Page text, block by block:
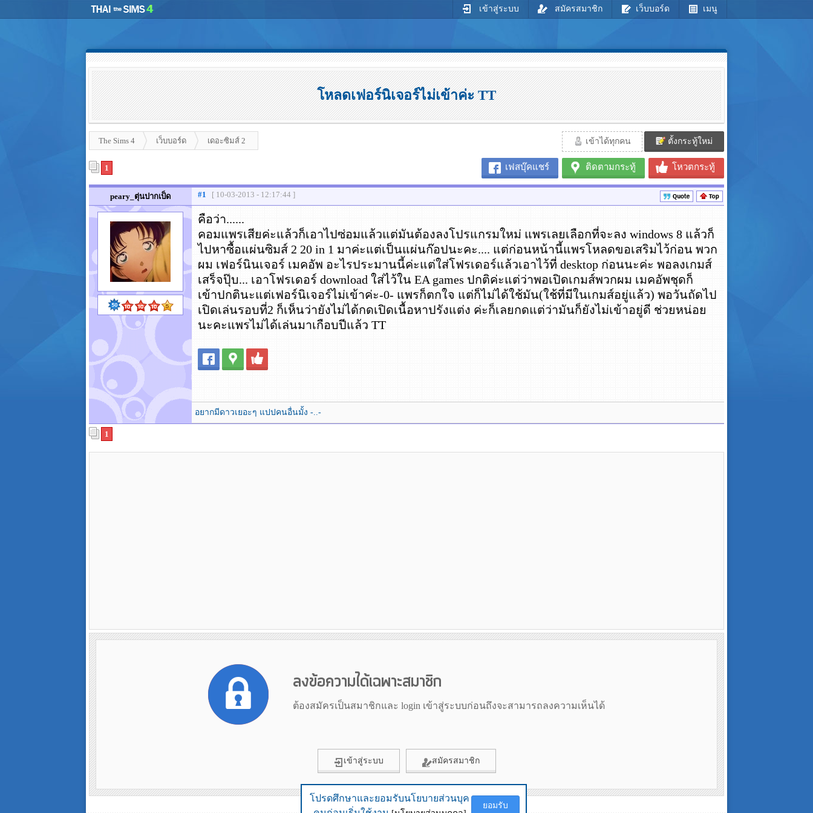
โปรดศึกษาและยอมรับนโยบายส่วนบุค
ยอมรับ
เข้าสู่ระบบ สมัครสมาชิก เว็บบอร์ด เมนู
โหลดเฟอร์นิเจอร์ไม่เข้าค่ะ TT
The Sims 4 เว็บบอร์ด เดอะซิมส์ 2 เข้าได้ทุกคน ตั้งกระทู้ใหม่
เฟสบุ๊คแชร์ ติดตามกระทู้ โหวตกระทู้
1
peary_ตุ่นปากเป็ด #1 [ 10-03-2013 - 12:17:44 ]
คือว่า......
คอมแพรเสียค่ะแล้วก็เอาไปซ่อมแล้วแต่มันต้องลงโปรแกรมใหม่ แพรเลยเลือกที่จะลง windows 8 แล้วก็
ไปหาซื้อแผ่นซิมส์ 2 20 in 1 มาค่ะแต่เป็นแผ่นก๊อปนะคะ.... แต่ก่อนหน้านี้แพรโหลดขอเสริมไว้ก่อน พวก
ผม เฟอร์นินเจอร์ เมคอัพ อะไรประมานนี้ค่ะแต่ใส่โฟรเดอร์แล้วเอาไว้ที่ desktop ก่อนนะค่ะ พอลงเกมส์
เสร็จปุ๊บ... เอาโฟรเดอร์ download ใส่ไว้ใน EA games ปกติค่ะแต่ว่าพอเปิดเกมส์พวกผม เมคอัพชุดก็
เข้าปกตินะแต่เฟอร์นิเจอร์ไม่เข้าค่ะ-0- แพรก็ตกใจ แต่ก็ไม่ได้ใช้มัน(ใช้ที่มีในเกมส์อยู่แล้ว) พอวันถัดไป
เปิดเล่นรอบที่2 ก็เห็นว่ายังไม่ได้กดเปิดเนื้อหาปรังแต่ง ค่ะก็เลยกดแต่ว่ามันก็ยังไม่เข้าอยู่ดี ช่วยหน่อย
นะคะแพรไม่ได้เล่นมาเกือบปีแล้ว TT
อยากมีดาวเยอะๆ แปปคนอื่นมั้ง -..-
1
ลงข้อความได้เฉพาะสมาชิก
ต้องสมัครเป็นสมาชิกและ login เข้าสู่ระบบก่อนถึงจะสามารถลงความเห็นได้
เข้าสู่ระบบ สมัครสมาชิก
ข้อมูลเมื่อ 28th July 2026 16:28
โปรดศึกษาและยอมรับนโยบายส่วนบุค
ยอมรับ